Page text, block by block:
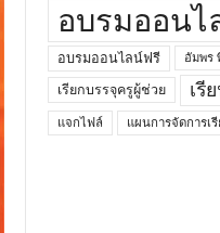
อบรมออนไ
อบรมออนไลน์ฟรี อัมพร
เรียกบรรจุครูผู้ช่วย เรี
แจกไฟล์ แผนการจัดการเ